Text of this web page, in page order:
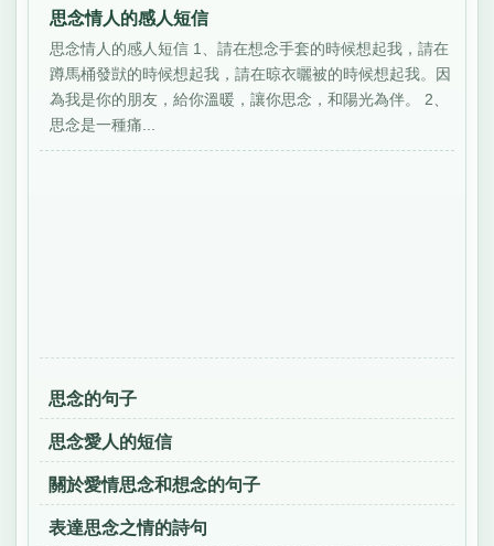
思念情人的感人短信
思念情人的感人短信 1、請在想念手套的時候想起我，請在
蹲馬桶發獃的時候想起我，請在晾衣曬被的時候想起我。因
為我是你的朋友，給你溫暖，讓你思念，和陽光為伴。 2、
思念是一種痛...
思念的句子
思念愛人的短信
關於愛情思念和想念的句子
表達思念之情的詩句